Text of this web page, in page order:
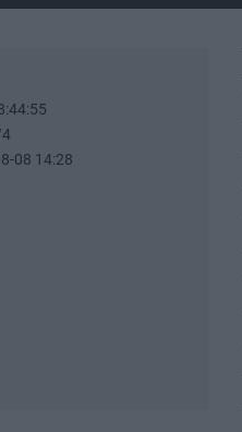
08 14:28